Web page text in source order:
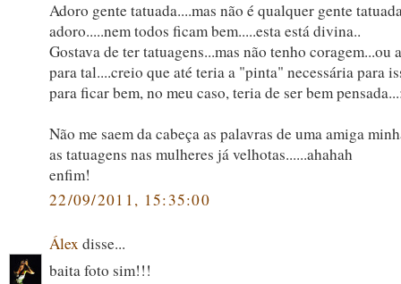
Adoro gente tatuada....mas não é qualquer gente
adoro.....nem todos ficam bem.....esta está divina..
Gostava de ter tatuagens...mas não tenho coragem...ou
para tal....creio que até teria a "pinta" necessária para
para ficar bem, no meu caso, teria de ser bem
Não me saem da cabeça as palavras de uma amiga
as tatuagens nas mulheres já velhotas......ahahah
enfim!
22/09/2011, 15:35:00
Álex disse...
baita foto sim!!!